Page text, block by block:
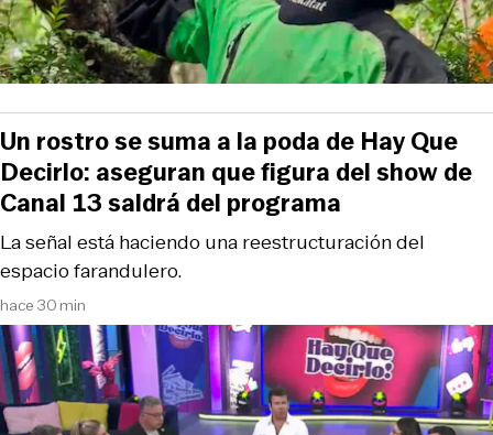
hace 30 min
La señal está haciendo una reestructuración del
espacio farandulero.
Un rostro se suma a la poda de Hay Que
Decirlo: aseguran que figura del show de
Canal 13 saldrá del programa